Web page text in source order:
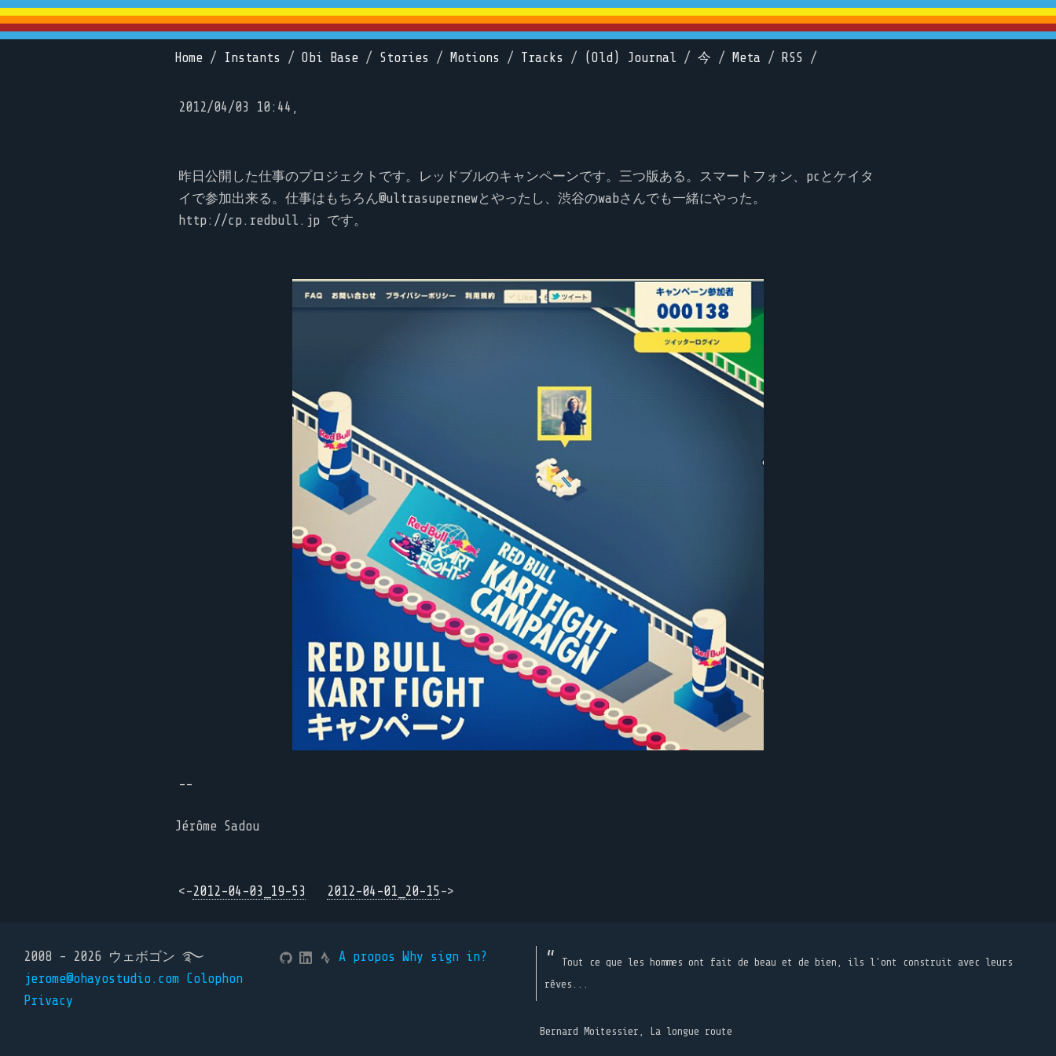
Home / Instants / Obi Base / Stories / Motions / Tracks / (Old) Journal / 今 / Meta / RSS /
2012/04/03 10:44,
昨日公開した仕事のプロジェクトです。レッドブルのキャンペーンです。三つ版ある。スマートフォン、pcとケイタ
イで参加出来る。仕事はもちろん@ultrasupernewとやったし、渋谷のwabさんでも一緒にやった。
http://cp.redbull.jp です。
--
Jérôme Sadou
<-2012-04-03_19-53 2012-04-01_20-15->
2008 - 2026 ウェボゴン ࿐
jerome@ohayostudio.com Colophon
Privacy
A propos Why sign in?
Tout ce que les hommes ont fait de beau et de bien, ils l'ont construit avec leurs
rêves...
Bernard Moitessier, La longue route